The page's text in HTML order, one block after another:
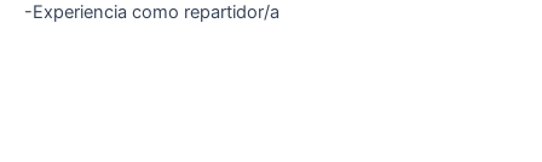
-Experiencia como repartidor/a